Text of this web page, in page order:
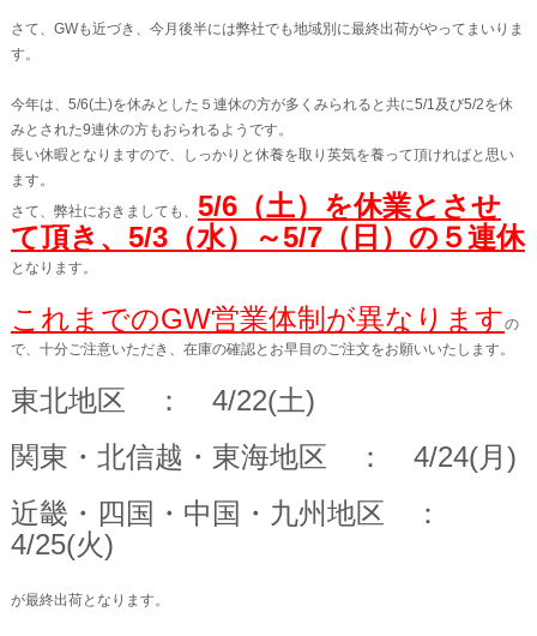
さて、GWも近づき、今月後半には弊社でも地域別に最終出荷がやってまいりま
す。
今年は、5/6(土)を休みとした５連休の方が多くみられると共に5/1及び5/2を休
みとされた9連休の方もおられるようです。
長い休暇となりますので、しっかりと休養を取り英気を養って頂ければと思い
ます。
さて、弊社におきましても、 5/6（土）を休業とさせ
て頂き、5/3（水）～5/7（日）の５連休
となります。
これまでのGW営業体制が異なりますの
で、十分ご注意いただき、在庫の確認とお早目のご注文をお願いいたします。
東北地区 ： 4/22(土)
関東・北信越・東海地区 ： 4/24(月)
近畿・四国・中国・九州地区 ：
4/25(火)
が最終出荷となります。